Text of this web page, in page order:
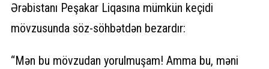
Ərəbistanı Peşakar Liqasına mümkün keçidi
mövzusunda söz-söhbətdən bezardır:
“Mən bu mövzudan yorulmuşam! Amma bu, məni